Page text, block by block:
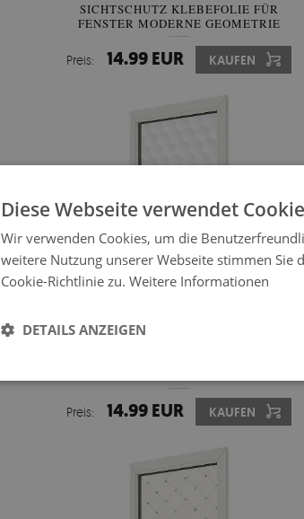
SICHTSCHUTZ KLEBEFOLIE FÜR
FENSTER MODERNE GEOMETRIE
Preis: 14.99 EUR KAUFEN
Preis: 14.99 EUR KAUFEN
Diese Webseite verwendet
Wir verwenden Cookies, um die
weitere Nutzung unserer Webseite stimmen Sie
Cookie-Richtlinie zu. Weitere Informationen
DETAILS ANZEIGEN